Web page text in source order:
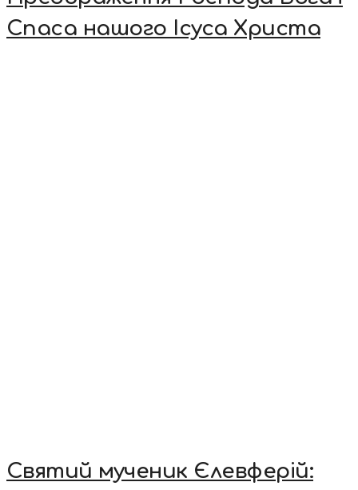
Спаса нашого Ісуса Христа
Святий мученик Єлевферій: